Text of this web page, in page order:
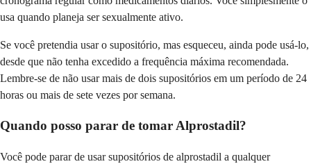
usa quando planeja ser sexualmente ativo.
Se você pretendia usar o supositório, mas esqueceu, ainda pode usá-lo,
desde que não tenha excedido a frequência máxima recomendada.
Lembre-se de não usar mais de dois supositórios em um período de 24
horas ou mais de sete vezes por semana.
Quando posso parar de tomar Alprostadil?
Você pode parar de usar supositórios de alprostadil a qualquer